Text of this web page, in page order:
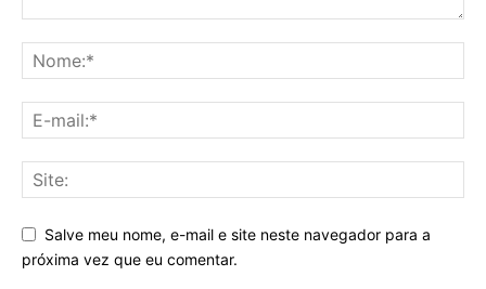
Salve meu nome, e-mail e site neste navegador para a
próxima vez que eu comentar.